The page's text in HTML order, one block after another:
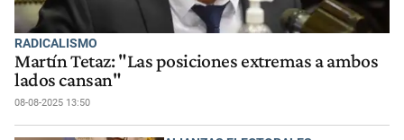
RADICALISMO
Martín Tetaz: "Las posiciones extremas a ambos
lados cansan"
08-08-2025 13:50